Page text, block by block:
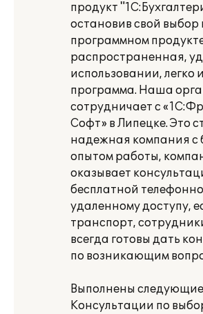
продукт
остановив свой выбор
программном продукте
распространенная,
использовании, легко
программа. Наша
сотрудничает с
Софт» в Липецке. Это
надежная компания с
опытом работы,
оказывает
бесплатной
удаленному доступу,
транспорт,
всегда готовы дать
по возникающим
Выполнены
Консультации по